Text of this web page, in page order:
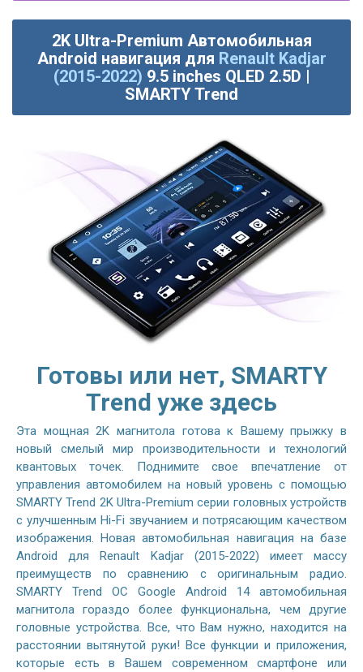
2K Ultra-Premium Автомобильная
Android навигация для Renault Kadjar
(2015-2022) 9.5 inches QLED 2.5D |
SMARTY Trend
Готовы или нет, SMARTY
Trend уже здесь
Эта мощная 2K магнитола готова к Вашему прыжку в
новый смелый мир производительности и технологий
квантовых точек. Поднимите свое впечатление от
управления автомобилем на новый уровень с помощью
SMARTY Trend 2K Ultra-Premium серии головных устройств
с улучшенным Hi-Fi звучанием и потрясающим качеством
изображения. Новая автомобильная навигация на базе
Android для Renault Kadjar (2015-2022) имеет массу
преимуществ по сравнению с оригинальным радио.
SMARTY Trend ОС Google Android 14 автомобильная
магнитола гораздо более функциональна, чем другие
головные устройства. Все, что Вам нужно, находится на
расстоянии вытянутой руки! Все функции и приложения,
которые есть в Вашем современном смартфоне или